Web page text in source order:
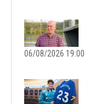
06/08/2026 19:00